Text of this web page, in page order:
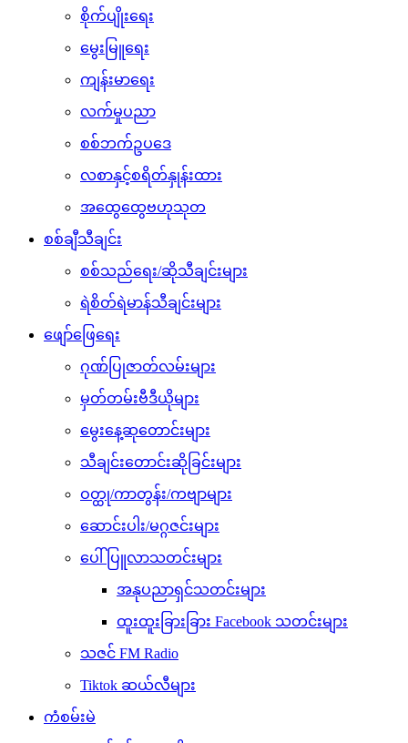
စိုက်ပျိုးရေး
မွေးမြူရေး
ကျန်းမာရေး
လက်မှုပညာ
စစ်ဘက်ဥပဒေ
လစာနှင့်စရိတ်နှုန်းထား
အထွေထွေဗဟုသုတ
စစ်ချီသီချင်း
စစ်သည်ရေး/ဆိုသီချင်းများ
ရဲစိတ်ရဲမာန်သီချင်းများ
ဖျော်ဖြေရေး
ဂုဏ်ပြုဇာတ်လမ်းများ
မှတ်တမ်းဗီဒီယိုများ
မွေးနေ့ဆုတောင်းများ
သီချင်းတောင်းဆိုခြင်းများ
ဝတ္ထု/ကာတွန်း/ကဗျာများ
ဆောင်းပါး/မဂ္ဂဇင်းများ
ပေါ်ပြူလာသတင်းများ
အနုပညာရှင်သတင်းများ
ထူးထူးခြားခြား Facebook သတင်းများ
သဇင် FM Radio
Tiktok ဆယ်လီများ
ကံစမ်းမဲ